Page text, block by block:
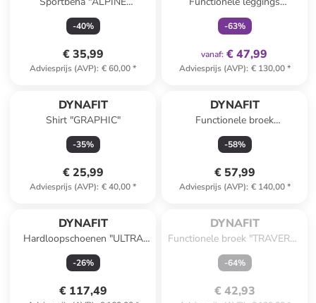
GRAPHIC" wit
-40%
€ 35,99
Adviesprijs (AVP): € 60,00*
"WINTER RUNNING"
bordeaux
-63%
vanaf: € 47,99
Adviesprijs (AVP): € 130,00*
DYNAFIT
Shirt "GRAPHIC"
-35%
€ 25,99
Adviesprijs (AVP): € 40,00*
DYNAFIT
Functionele broek
"TRANSALPER" taupe
-58%
€ 57,99
Adviesprijs (AVP): € 140,00*
DYNAFIT
Hardloopschoenen "ULTRA
50" paars/turquoise
-26%
€ 117,49
uitverkocht.
DYNAFIT
Functionele broek "TRAVERSE
DST" donkerblauw
-64%
€ 42,93